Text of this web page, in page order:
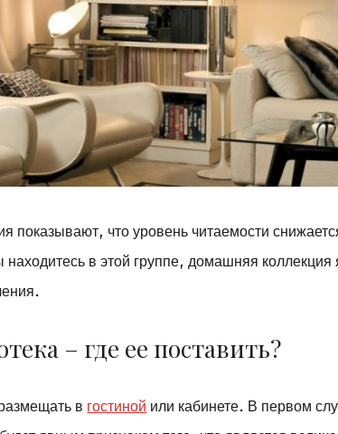
показывают, что уровень читаемости
в этой группе, домашняя коллекция
– где ее поставить?
в гостиной или кабинете. В первом